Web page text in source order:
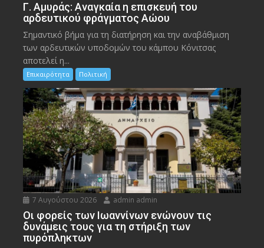
Γ. Αμυράς: Αναγκαία η επισκευή του
αρδευτικού φράγματος Αώου
Σημαντικό βήμα για τη διατήρηση και την αναβάθμιση
των αρδευτικών υποδομών του κάμπου Κόνιτσας
αποτελεί η...
Επικαιρότητα Πολιτική
7 Αυγούστου 2026 admin admin
Οι φορείς των Ιωαννίνων ενώνουν τις
δυνάμεις τους για τη στήριξη των
πυρόπληκτων